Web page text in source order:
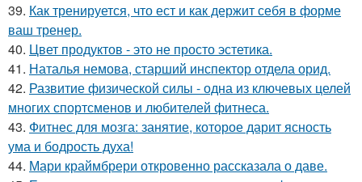
39. Как тренируется, что ест и как держит себя в форме
ваш тренер.
40. Цвет продуктов - это не просто эстетика.
41. Наталья немова, старший инспектор отдела орид.
42. Развитие физической силы - одна из ключевых целей
многих спортсменов и любителей фитнеса.
43. Фитнес для мозга: занятие, которое дарит ясность
ума и бодрость духа!
44. Мари краймбрери откровенно рассказала о даве.